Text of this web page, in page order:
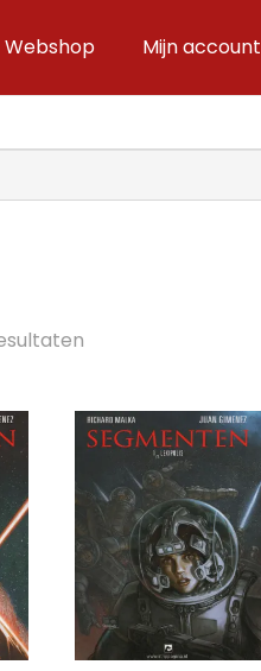
Webshop Mijn account
Gesorteerd
nieuwste